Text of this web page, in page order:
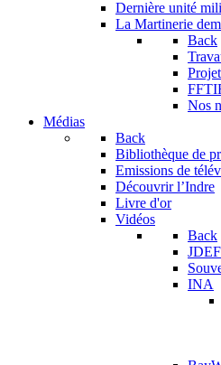
Dernière unité
La Martinerie
Back
Nos
Médias
Back
Bibliothèque de
Emissions de
Découvrir l’Indre
Livre d'or
Vidéos
Back
JDEF
INA